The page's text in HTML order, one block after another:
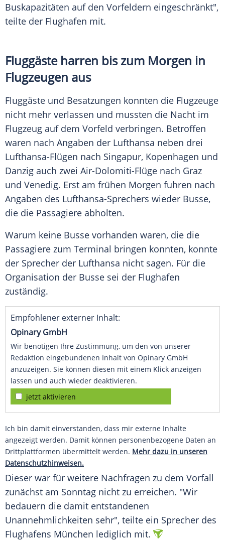
Buskapazitäten auf den Vorfeldern eingeschränkt",
teilte der Flughafen mit.
Fluggäste harren bis zum Morgen in
Flugzeugen aus
Fluggäste und Besatzungen konnten die Flugzeuge
nicht mehr verlassen und mussten die Nacht im
Flugzeug auf dem Vorfeld verbringen. Betroffen
waren nach Angaben der Lufthansa neben drei
Lufthansa-Flügen nach Singapur, Kopenhagen und
Danzig auch zwei Air-Dolomiti-Flüge nach Graz
und Venedig. Erst am frühen Morgen fuhren nach
Angaben des Lufthansa-Sprechers wieder Busse,
die die Passagiere abholten.
Warum keine Busse vorhanden waren, die die
Passagiere zum Terminal bringen konnten, konnte
der Sprecher der Lufthansa nicht sagen. Für die
Organisation der Busse sei der Flughafen
zuständig.
Empfohlener externer Inhalt:
Opinary GmbH
Wir benötigen Ihre Zustimmung, um den von unserer
Redaktion eingebundenen Inhalt von Opinary GmbH
anzuzeigen. Sie können diesen mit einem Klick anzeigen
lassen und auch wieder deaktivieren.
jetzt aktivieren
Ich bin damit einverstanden, dass mir externe Inhalte
angezeigt werden. Damit können personenbezogene Daten an
Drittplattformen übermittelt werden. Mehr dazu in unseren
Datenschutzhinweisen.
Dieser war für weitere Nachfragen zu dem Vorfall
zunächst am Sonntag nicht zu erreichen. "Wir
bedauern die damit entstandenen
Unannehmlichkeiten sehr", teilte ein Sprecher des
Flughafens München lediglich mit.